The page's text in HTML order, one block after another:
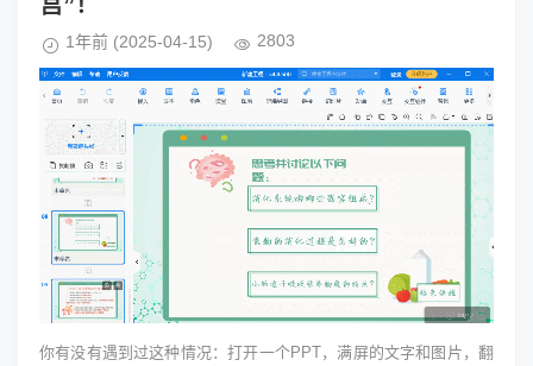
1年前 (2025-04-15) 2803
你有没有遇到过这种情况：打开一个PPT，满屏的文字和图片，翻